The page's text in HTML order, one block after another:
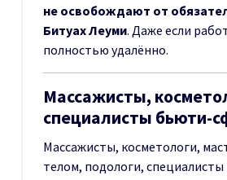
не освобождают от
Битуах Леуми. Даже если
полностью удалённо.
Массажисты,
специалисты бьюти-
Массажисты, косметологи,
телом, подологи, специалисты